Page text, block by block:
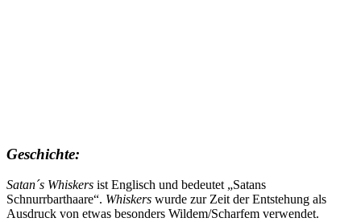
Geschichte:
Satan´s Whiskers ist Englisch und bedeutet „Satans
Schnurrbarthaare“. Whiskers wurde zur Zeit der Entstehung als
Ausdruck von etwas besonders Wildem/Scharfem verwendet.